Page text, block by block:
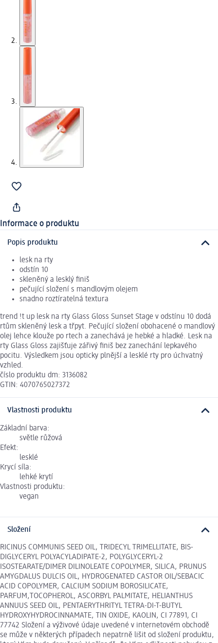
Informace o produktu
Popis produktu
lesk na rty
odstín 10
skleněný a lesklý finiš
pečující složení s mandlovým olejem
snadno roztíratelná textura
trend !t up lesk na rty Glass Gloss Sunset Stage v odstínu 10 dodá
rtům skleněný lesk a třpyt. Pečující složení obohacené o mandlový
olej lehce klouže po rtech a zanechává je hebké a hladké. Lesk na
rty Glass Gloss zajišťuje zářivý finiš bez zanechání lepkavého
pocitu. Výsledkem jsou opticky plnější a lesklé rty pro úchvatný
vzhled.
číslo produktu dm: 3136082
GTIN: 4070765027372
Vlastnosti produktu
Základní barva:
světle růžová
Efekt:
lesklé
Krycí síla:
lehké krytí
Vlastnosti produktu:
vegan
Složení
RICINUS COMMUNIS SEED OIL, TRIDECYL TRIMELLITATE, BIS-
DIGLYCERYL POLYACYLADIPATE-2, POLYGLYCERYL-2
ISOSTEARATE/DIMER DILINOLEATE COPOLYMER, SILICA, PRUNUS
AMYGDALUS DULCIS OIL, HYDROGENATED CASTOR OIL/SEBACIC
ACID COPOLYMER, CALCIUM SODIUM BOROSILICATE,
PARFUM,TOCOPHEROL, ASCORBYL PALMITATE, HELIANTHUS
ANNUUS SEED OIL, PENTAERYTHRITYL TETRA-DI-T-BUTYL
HYDROXYHYDROCINNAMATE, TIN OXIDE, KAOLIN, CI 77891, CI
77742 Složení a výživové údaje uvedené v internetovém obchodě
se může v některých případech nepatrně lišit od složení produktu,